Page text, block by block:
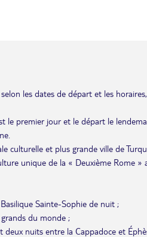
les dates de départ et les
le premier jour et le départ le
culturelle et plus grande ville de
unique de la « Deuxième Rome
Sainte-Sophie de nuit ;
grands du monde ;
nuits entre la Cappadoce et